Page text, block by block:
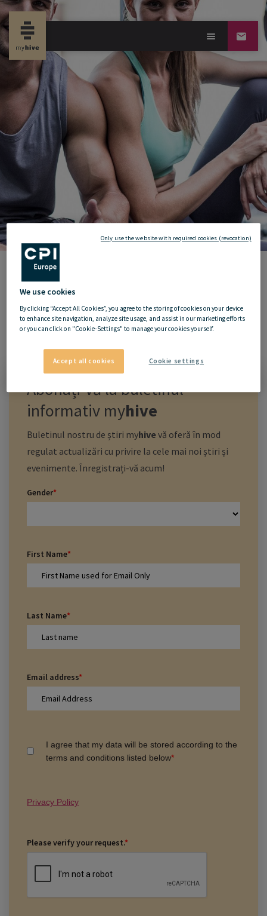
new propertynews
26.05.2020
Abonați-vă la buletinul
informativ myhive
Buletinul nostru de știri myhivevă oferă în mod
regulat actualizări cu privire la cele mai noi știri și
evenimente. Înregistrați-vă acum!
Gender*
First Name*
Last Name*
Email address*
I agree that my data will be stored according to the
terms and conditions listed below*
Privacy Policy
Please verify your request.*
We use cookies
By clicking “Accept All Cookies”, you agree to the storing of cookies on your device
to enhance site navigation, analyze site usage, and assist in our marketing efforts
or you can click on "Cookie-Settings" to manage your cookies yourself.
Accept all cookies Cookie settings
Only use the website with required cookies (revocation)